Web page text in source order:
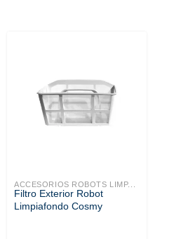
ACCESORIOS ROBOTS LIMP...
Filtro Exterior Robot
Limpiafondo Cosmy